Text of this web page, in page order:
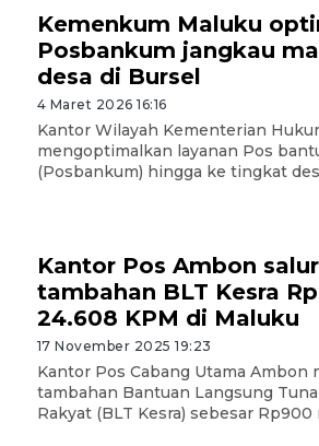
Kemenkum Maluku
Posbankum jangkau
desa di Bursel
4 Maret 2026 16:16
Kantor Wilayah Kementerian
mengoptimalkan layanan Pos
(Posbankum) hingga ke tingkat
Kantor Pos Ambon
tambahan BLT Kesra
24.608 KPM di Maluku
17 November 2025 19:23
Kantor Pos Cabang Utama Ambon
tambahan Bantuan Langsung
Rakyat (BLT Kesra) sebesar Rp900